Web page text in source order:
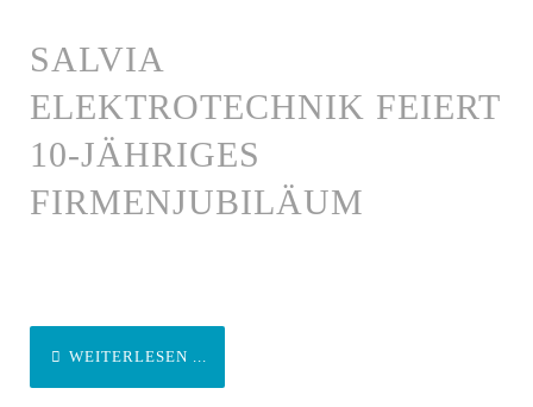
SALVIA
ELEKTROTECHNIK FEIERT
10-JÄHRIGES
FIRMENJUBILÄUM
WEITERLESEN ...